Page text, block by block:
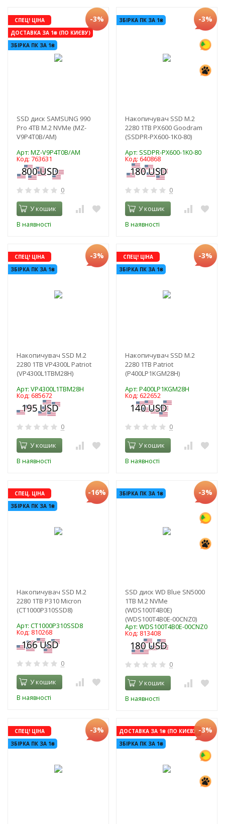
СПЕЦ! ЦІНА
ДОСТАВКА ЗА 1₴ (ПО КИЄВУ)
ЗБІРКА ПК ЗА 1₴
-3%
SSD диск SAMSUNG 990
Pro 4TB M.2 NVMe (MZ-
V9P4T0B/AM)
Арт: MZ-V9P4T0B/AM
Код: 763631
0
У кошик
В наявності
ЗБІРКА ПК ЗА 1₴ -3%
Накопичувач SSD M.2
2280 1TB PX600 Goodram
(SSDPR-PX600-1K0-80)
Арт: SSDPR-PX600-1K0-80
Код: 640868
0
У кошик
В наявності
СПЕЦ! ЦІНА
ЗБІРКА ПК ЗА 1₴
-3%
Накопичувач SSD M.2
2280 1TB VP4300L Patriot
(VP4300L1TBM28H)
Арт: VP4300L1TBM28H
Код: 685672
0
У кошик
В наявності
СПЕЦ! ЦІНА
ЗБІРКА ПК ЗА 1₴
-3%
Накопичувач SSD M.2
2280 1TB Patriot
(P400LP1KGM28H)
Арт: P400LP1KGM28H
Код: 622652
0
У кошик
В наявності
СПЕЦ. ЦІНА
ЗБІРКА ПК ЗА 1₴
-16%
Накопичувач SSD M.2
2280 1TB P310 Micron
(CT1000P310SSD8)
Арт: CT1000P310SSD8
Код: 810268
0
У кошик
В наявності
ЗБІРКА ПК ЗА 1₴ -3%
SSD диск WD Blue SN5000
1TB M.2 NVMe
(WDS100T4B0E)
(WDS100T4B0E-00CNZ0)
Арт: WDS100T4B0E-00CNZ0
Код: 813408
0
У кошик
В наявності
СПЕЦ! ЦІНА
ЗБІРКА ПК ЗА 1₴
-3%
ДОСТАВКА ЗА 1₴ (ПО КИЄВУ)
ЗБІРКА ПК ЗА 1₴
-3%